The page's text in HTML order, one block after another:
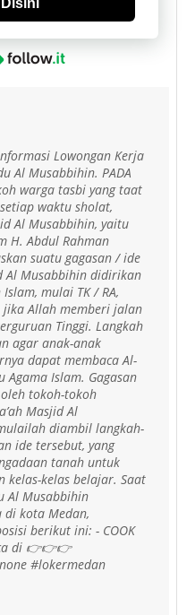
Lowongan Kerja
Al Musabbihin. PADA
warga tasbi yang taat
waktu sholat,
Al Musabbihin, yaitu
H. Abdul Rahman
suatu gagasan / ide
Al Musabbihin didirikan
mulai TK / RA,
jika Allah memberi jalan
Tinggi. Langkah
agar anak-anak
dapat membaca Al-
Agama Islam. Gagasan
tokoh-tokoh
Masjid Al
diambil langkah-
ide tersebut, yang
tanah untuk
kelas-kelas belajar. Saat
Al Musabbihin
di kota Medan,
berikut ini: - COOK
di 👉👉👉
#lokermedan